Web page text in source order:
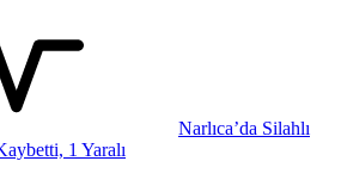
Narlıca’da Silahlı
1 Yaralı